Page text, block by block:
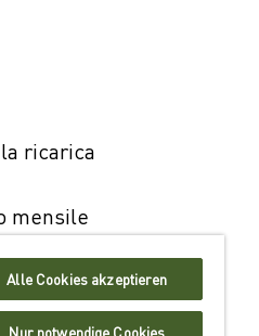
ricarica
mensile
Alle Cookies akzeptieren